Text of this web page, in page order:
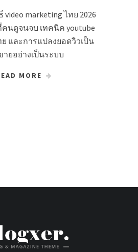
video marketing ไทย 2026
นดูจนจบ เทคนิค youtube
และการแปลงยอดวิวเป็น
ายอย่างเป็นระบบ
MORE